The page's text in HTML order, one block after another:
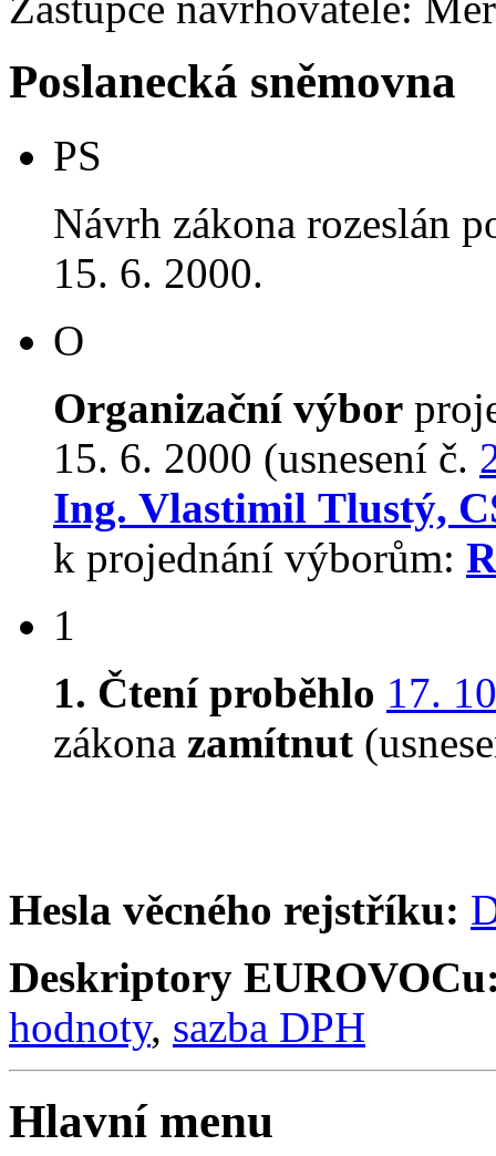
Poslanecká sněmovna
PS
Návrh zákona rozeslán
15. 6. 2000.
O
Organizační výbor
15. 6. 2000 (usnesení č.
Ing. Vlastimil Tlustý,
k projednání výborům:
1
1. Čtení proběhlo 17.
zákona zamítnut
Hesla věcného rejstříku:
Deskriptory
hodnoty, sazba DPH
Hlavní menu